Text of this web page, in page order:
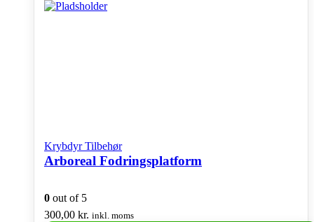
Krybdyr Tilbehør
Arboreal Fodringsplatform
0 out of 5
300,00 kr. inkl. moms